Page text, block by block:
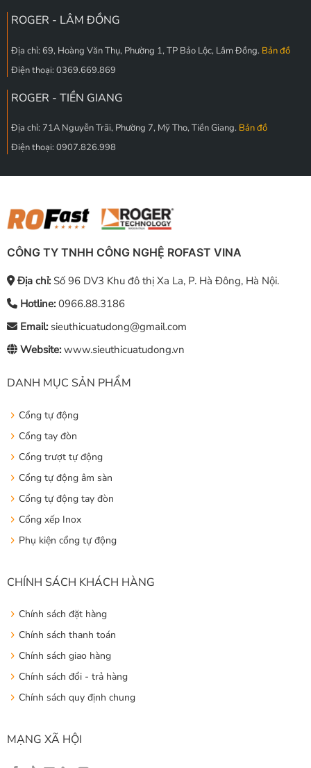
ROGER - LÂM ĐỒNG
Địa chỉ: 69, Hoàng Văn Thụ, Phường 1, TP Bảo Lộc, Lâm Đồng. Bản đồ
Điện thoại: 0369.669.869
ROGER - TIỀN GIANG
Địa chỉ: 71A Nguyễn Trãi, Phường 7, Mỹ Tho, Tiền Giang. Bản đồ
Điện thoại: 0907.826.998
CÔNG TY TNHH CÔNG NGHỆ ROFAST VINA
Địa chỉ:Số 96 DV3 Khu đô thị Xa La, P. Hà Đông, Hà Nội.
Hotline:0966.88.3186
Email: sieuthicuatudong@gmail.com
Website:www.sieuthicuatudong.vn
DANH MỤC SẢN PHẨM
Cổng tự động
Cổng tay đòn
Cổng trượt tự động
Cổng tự động âm sàn
Cổng tự động tay đòn
Cổng xếp Inox
Phụ kiện cổng tự động
CHÍNH SÁCH KHÁCH HÀNG
Chính sách đặt hàng
Chính sách thanh toán
Chính sách giao hàng
Chính sách đổi - trả hàng
Chính sách quy định chung
MẠNG XÃ HỘI